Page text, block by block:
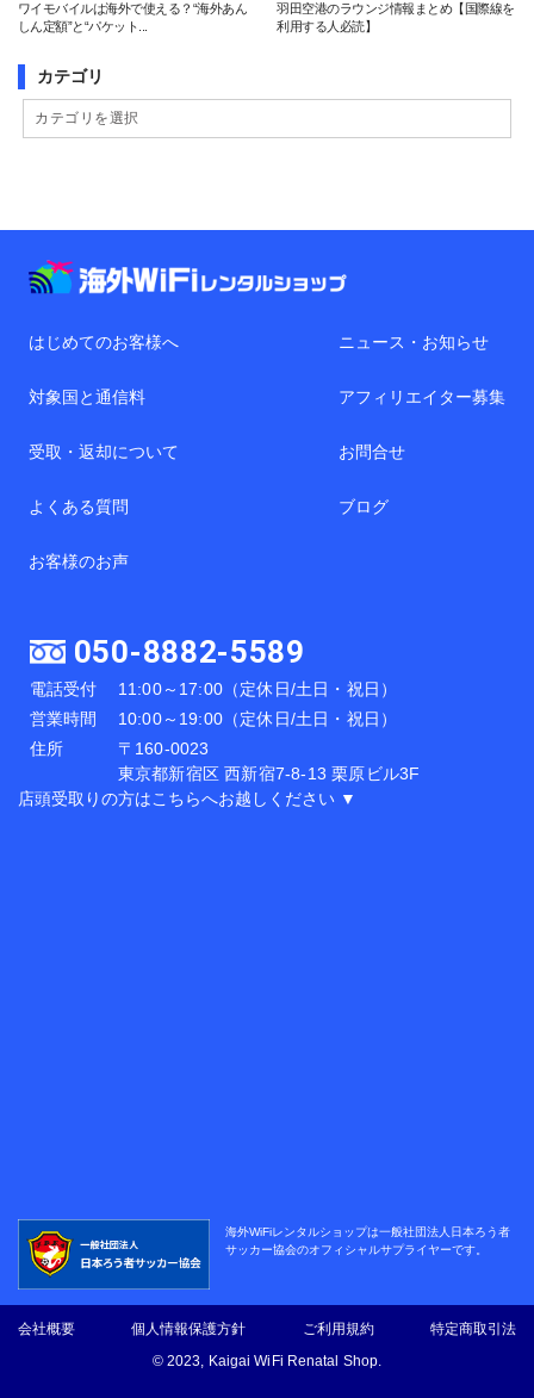
ワイモバイルは海外で使える？“海外あん
しん定額”と“パケット...
羽田空港のラウンジ情報まとめ【国際線を
利用する人必読】
カテゴリ
はじめてのお客様へ
対象国と通信料
受取・返却について
よくある質問
お客様のお声
ニュース・お知らせ
アフィリエイター募集
お問合せ
ブログ
050-8882-5589
電話受付
11:00～17:00（定休日/土日・祝日）
営業時間
10:00～19:00（定休日/土日・祝日）
住所
〒160-0023
東京都新宿区 西新宿7-8-13 栗原ビル3F
店頭受取りの方はこちらへお越しください ▼
海外WiFiレンタルショップは一般社団法人日本ろう者
サッカー協会のオフィシャルサプライヤーです。
会社概要 個人情報保護方針 ご利用規約
特定商取引法
© 2023, Kaigai WiFi Renatal Shop.